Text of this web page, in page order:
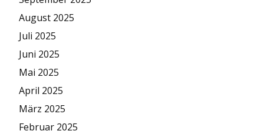
August 2025
Juli 2025
Juni 2025
Mai 2025
April 2025
März 2025
Februar 2025